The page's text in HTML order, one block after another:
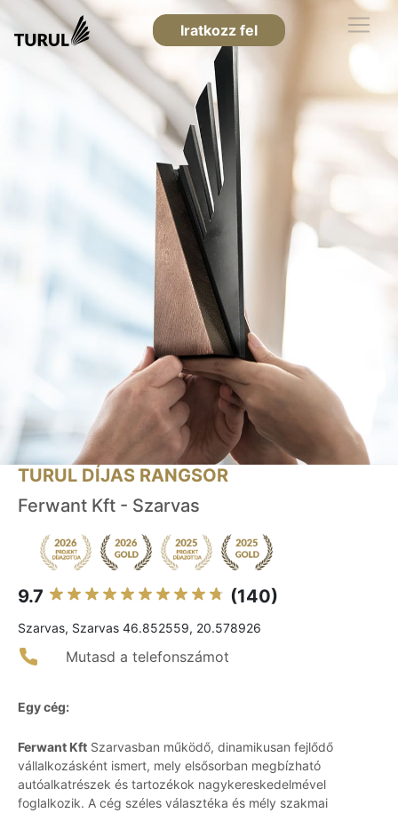
Iratkozz fel
TURUL DÍJAS RANGSOR
Ferwant Kft - Szarvas
9.7 (140)
Szarvas, Szarvas 46.852559, 20.578926
Mutasd a telefonszámot
Egy cég:
Ferwant Kft Szarvasban működő, dinamikusan fejlődő
vállalkozásként ismert, mely elsősorban megbízható
autóalkatrészek és tartozékok nagykereskedelmével
foglalkozik. A cég széles választéka és mély szakmai